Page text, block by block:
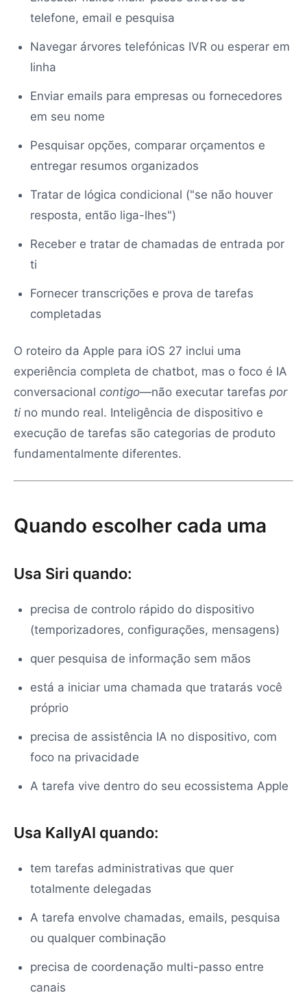
telefone, email e pesquisa
Navegar árvores telefónicas IVR ou esperar em
linha
Enviar emails para empresas ou fornecedores
em seu nome
Pesquisar opções, comparar orçamentos e
entregar resumos organizados
Tratar de lógica condicional ("se não houver
resposta, então liga-lhes")
Receber e tratar de chamadas de entrada por
ti
Fornecer transcrições e prova de tarefas
completadas
O roteiro da Apple para iOS 27 inclui uma
experiência completa de chatbot, mas o foco é IA
conversacional contigo—não executar tarefas por
ti no mundo real. Inteligência de dispositivo e
execução de tarefas são categorias de produto
fundamentalmente diferentes.
Quando escolher cada uma
Usa Siri quando:
precisa de controlo rápido do dispositivo
(temporizadores, configurações, mensagens)
quer pesquisa de informação sem mãos
está a iniciar uma chamada que tratarás você
próprio
precisa de assistência IA no dispositivo, com
foco na privacidade
A tarefa vive dentro do seu ecossistema Apple
Usa KallyAI quando:
tem tarefas administrativas que quer
totalmente delegadas
A tarefa envolve chamadas, emails, pesquisa
ou qualquer combinação
precisa de coordenação multi-passo entre
canais